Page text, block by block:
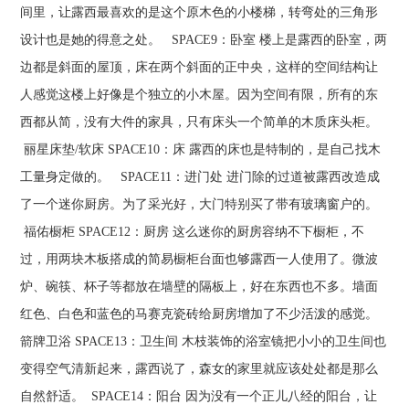
间里，让露西最喜欢的是这个原木色的小楼梯，转弯处的三角形
设计也是她的得意之处。 SPACE9：卧室 楼上是露西的卧室，两
边都是斜面的屋顶，床在两个斜面的正中央，这样的空间结构让
人感觉这楼上好像是个独立的小木屋。因为空间有限，所有的东
西都从简，没有大件的家具，只有床头一个简单的木质床头柜。
丽星床垫/软床 SPACE10：床 露西的床也是特制的，是自己找木
工量身定做的。 SPACE11：进门处 进门除的过道被露西改造成
了一个迷你厨房。为了采光好，大门特别买了带有玻璃窗户的。
福佑橱柜 SPACE12：厨房 这么迷你的厨房容纳不下橱柜，不
过，用两块木板搭成的简易橱柜台面也够露西一人使用了。微波
炉、碗筷、杯子等都放在墙壁的隔板上，好在东西也不多。墙面
红色、白色和蓝色的马赛克瓷砖给厨房增加了不少活泼的感觉。
箭牌卫浴 SPACE13：卫生间 木枝装饰的浴室镜把小小的卫生间也
变得空气清新起来，露西说了，森女的家里就应该处处都是那么
自然舒适。 SPACE14：阳台 因为没有一个正儿八经的阳台，让